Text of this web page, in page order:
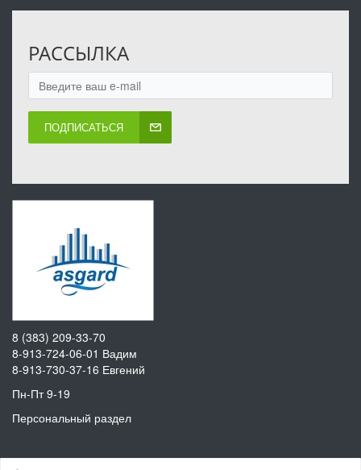
РАССЫЛКА
ПОДПИСАТЬСЯ
8 (383) 209-33-70
8-913-724-06-01 Вадим
8-913-730-37-16 Евгений
Пн-Пт 9-19
Персональный раздел